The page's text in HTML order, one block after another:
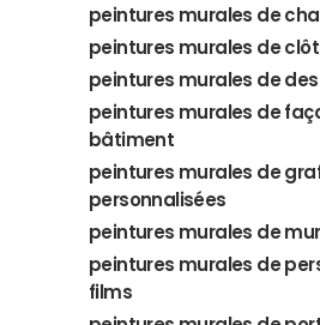
peintures murales de
peintures murales de
peintures murales de
peintures murales de
bâtiment
peintures murales de
personnalisées
peintures murales de
peintures murales de
films